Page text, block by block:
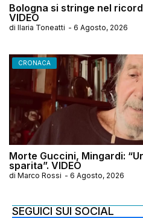
Bologna si stringe nel
VIDEO
di Ilaria Toneatti - 6 Agosto, 2026
CRONACA
Morte Guccini, Mingardi:
sparita”. VIDEO
di Marco Rossi - 6 Agosto, 2026
SEGUICI SUI SOCIAL